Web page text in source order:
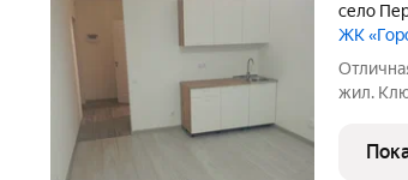
село
ЖК
жил.